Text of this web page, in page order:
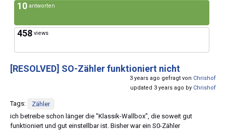
10 antworten
458 views
[RESOLVED] SO-Zähler funktioniert nicht
3 years ago gefragt von Chrishof
updated 3 years ago by Chrishof
Tags:
Zähler
ich betreibe schon länger die "Klassik-Wallbox", die soweit gut
funktioniert und gut einstellbar ist. Bisher war ein S0-Zähler